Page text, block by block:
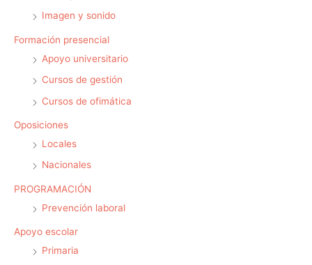
Imagen y sonido
Formación presencial
Apoyo universitario
Cursos de gestión
Cursos de ofimática
Oposiciones
Locales
Nacionales
PROGRAMACIÓN
Prevención laboral
Apoyo escolar
Primaria